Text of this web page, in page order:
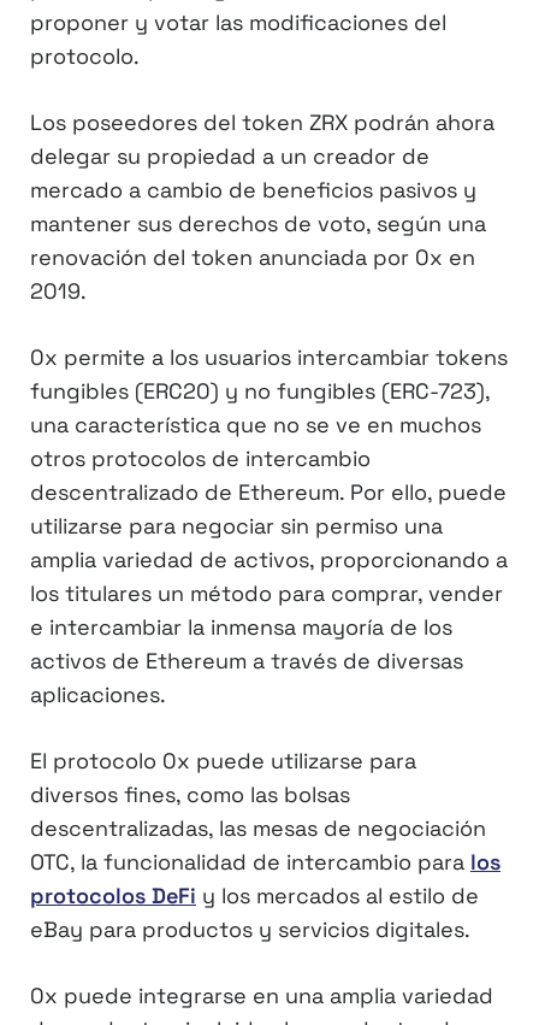
proponer y votar las modificaciones del
protocolo.
Los poseedores del token ZRX podrán ahora
delegar su propiedad a un creador de
mercado a cambio de beneficios pasivos y
mantener sus derechos de voto, según una
renovación del token anunciada por 0x en
2019.
0x permite a los usuarios intercambiar tokens
fungibles (ERC20) y no fungibles (ERC-723),
una característica que no se ve en muchos
otros protocolos de intercambio
descentralizado de Ethereum. Por ello, puede
utilizarse para negociar sin permiso una
amplia variedad de activos, proporcionando a
los titulares un método para comprar, vender
e intercambiar la inmensa mayoría de los
activos de Ethereum a través de diversas
aplicaciones.
El protocolo 0x puede utilizarse para
diversos fines, como las bolsas
descentralizadas, las mesas de negociación
OTC, la funcionalidad de intercambio para los
protocolos DeFi y los mercados al estilo de
eBay para productos y servicios digitales.
0x puede integrarse en una amplia variedad